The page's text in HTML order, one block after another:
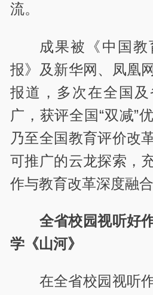
流。
成果被《中国
报》及新华网、凤凰
报道，多次在全国
广，获评全国“双减”
乃至全国教育评价改
可推广的云龙探索，
作与教育改革深度融
全省校园视听好
学《山河》
在全省校园视听